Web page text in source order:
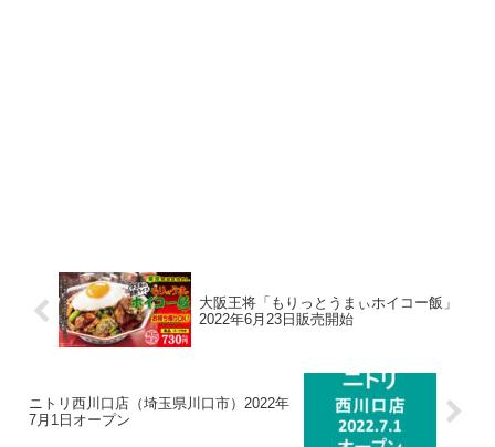
大阪王将「もりっとうまぃホイコー飯」
2022年6月23日販売開始
ニトリ西川口店（埼玉県川口市）2022年
7月1日オープン